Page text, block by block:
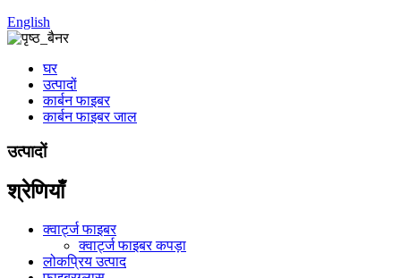
English
घर
उत्पादों
कार्बन फाइबर
कार्बन फाइबर जाल
उत्पादों
श्रेणियाँ
क्वार्ट्ज फाइबर
क्वार्ट्ज फाइबर कपड़ा
लोकप्रिय उत्पाद